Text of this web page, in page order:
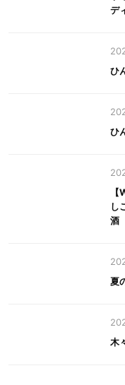
デ
ひ
ひ
し
酒
夏
木